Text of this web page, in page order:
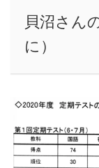
貝沼さん
に）